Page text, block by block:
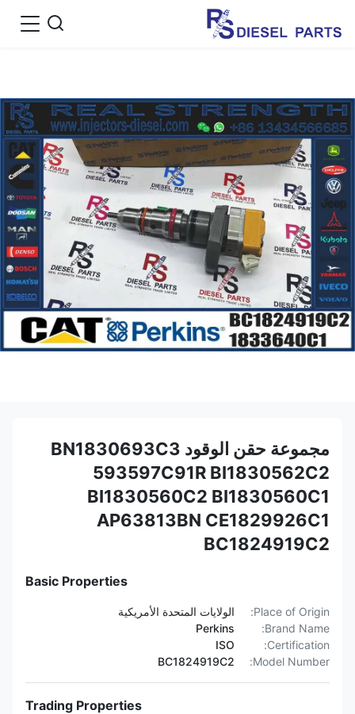
مجموعة حقن الوقود BN1830693C3
593597C91R BI1830562C2
BI1830560C2 BI1830560C1
AP63813BN CE1829926C1
BC1824919C2
Basic Properties
Place of Origin:
الولايات المتحدة الأمريكية
Brand Name:
Perkins
Certification:
ISO
Model Number:
BC1824919C2
Trading Properties